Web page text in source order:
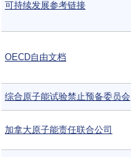
可持续发展参考链接
OECD自由文档
综合原子能试验禁止预备委员会
加拿大原子能责任联合公司